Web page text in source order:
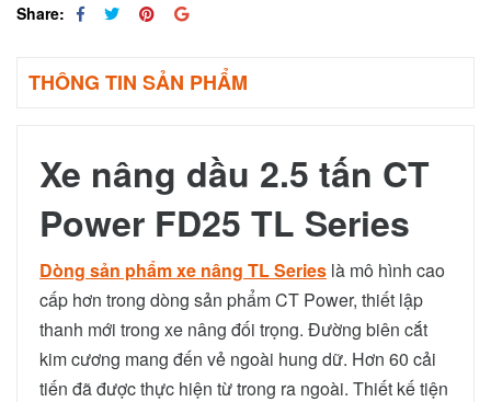
Share:
THÔNG TIN SẢN PHẨM
Xe nâng dầu 2.5 tấn CT
Power FD25 TL Series
Dòng sản phẩm xe nâng TL Series là mô hình cao
cấp hơn trong dòng sản phẩm CT Power, thiết lập
thanh mới trong xe nâng đối trọng. Đường biên cắt
kim cương mang đến vẻ ngoài hung dữ. Hơn 60 cải
tiến đã được thực hiện từ trong ra ngoài. Thiết kế tiện